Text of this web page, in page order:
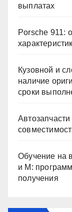
выплатах
Porsche 911:
Кузовной и
наличие
сроки
Обучение на
и M:
получения